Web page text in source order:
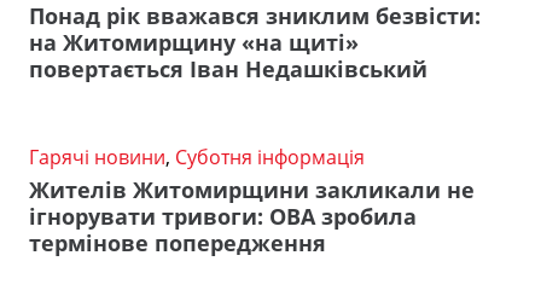
Понад рік вважався зниклим безвісти:
на Житомирщину «на щиті»
повертається Іван Недашківський
Гарячі новини, Суботня інформація
Жителів Житомирщини закликали не
ігнорувати тривоги: ОВА зробила
термінове попередження